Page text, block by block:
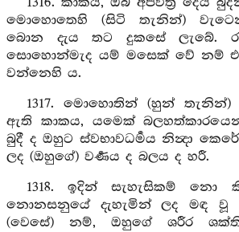
මොහොතෙහි (සිටි තැනින්)
බොන දැය තට දුකසේ ලැබේ.
සොහොන්මැද යම් මසෙක් වේ නම්
වන්නෙහි ය.
1317. මොහොතින් (හුන් තැනින්)
ඇති කාකය, යමෙක්
බුදී ද ඔහුට ස්වභාවධර්‍මය නින්‍දා
ලද (ඔහුගේ) වර්‍ණය ද බලය ද හරී.
1318. ඉදින් සැහැසිකම් නො
නොනසනුයේ දැහැමින් ලද මඳ වූ
(වෙසේ) නම්, ඔහුගේ ශරීර